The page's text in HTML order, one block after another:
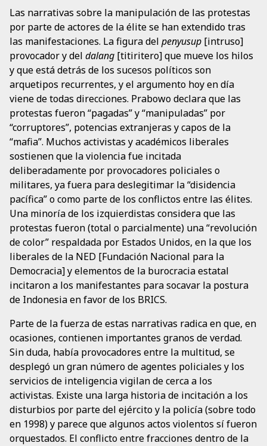
Las narrativas sobre la manipulación de las protestas
por parte de actores de la élite se han extendido tras
las manifestaciones. La figura del penyusup [intruso]
provocador y del dalang [titiritero] que mueve los hilos
y que está detrás de los sucesos políticos son
arquetipos recurrentes, y el argumento hoy en día
viene de todas direcciones. Prabowo declara que las
protestas fueron “pagadas” y “manipuladas” por
“corruptores”, potencias extranjeras y capos de la
“mafia”. Muchos activistas y académicos liberales
sostienen que la violencia fue incitada
deliberadamente por provocadores policiales o
militares, ya fuera para deslegitimar la “disidencia
pacífica” o como parte de los conflictos entre las élites.
Una minoría de los izquierdistas considera que las
protestas fueron (total o parcialmente) una “revolución
de color” respaldada por Estados Unidos, en la que los
liberales de la NED [Fundación Nacional para la
Democracia] y elementos de la burocracia estatal
incitaron a los manifestantes para socavar la postura
de Indonesia en favor de los BRICS.
Parte de la fuerza de estas narrativas radica en que, en
ocasiones, contienen importantes granos de verdad.
Sin duda, había provocadores entre la multitud, se
desplegó un gran número de agentes policiales y los
servicios de inteligencia vigilan de cerca a los
activistas. Existe una larga historia de incitación a los
disturbios por parte del ejército y la policía (sobre todo
en 1998) y parece que algunos actos violentos sí fueron
orquestados. El conflicto entre fracciones dentro de la